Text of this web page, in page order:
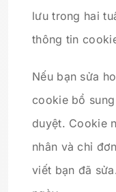
lưu trong hai
thông tin
Nếu bạn sửa
cookie bổ
duyệt. Cookie
nhân và chỉ
viết bạn đã